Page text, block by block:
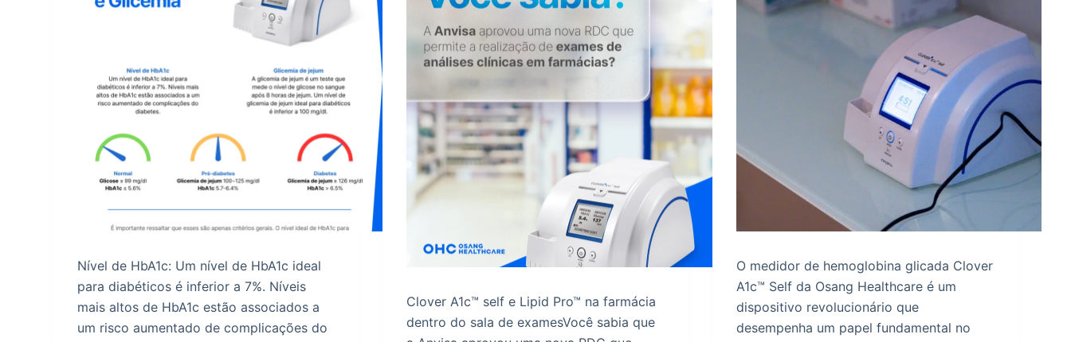
Nível de HbA1c: Um nível de HbA1c ideal
para diabéticos é inferior a 7%. Níveis
mais altos de HbA1c estão associados a
um risco aumentado de complicações do
Clover A1c™ self e Lipid Pro™ na farmácia
dentro do sala de examesVocê sabia que
O medidor de hemoglobina glicada Clover
A1c™ Self da Osang Healthcare é um
dispositivo revolucionário que
desempenha um papel fundamental no